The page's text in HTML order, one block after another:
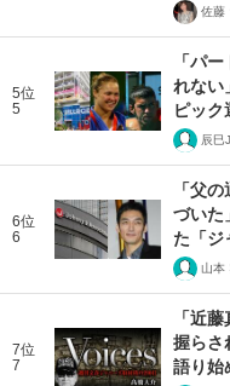
佐藤
5位
5
「パ
れない
ピック
辰巳
6位
6
「父
づいた
た「ジ
山本
7位
7
「近
握らさ
語り始